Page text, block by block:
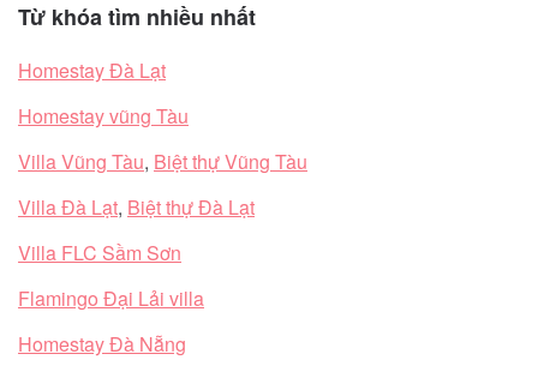
Từ khóa tìm nhiều nhất
Homestay Đà Lạt
Homestay vũng Tàu
Villa Vũng Tàu, Biệt thự Vũng Tàu
Villa Đà Lạt, Biệt thự Đà Lạt
Villa FLC Sầm Sơn
Flamingo Đại Lải villa
Homestay Đà Nẵng